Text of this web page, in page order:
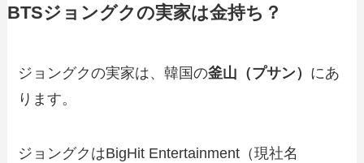
BTSジョングクの実家は金持ち？
ジョングクの実家は、韓国の釜山（プサン） にあ
ります。
ジョングクはBigHit Entertainment（現社名